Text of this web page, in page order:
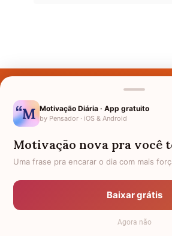
Nomes pelo Mundo
Política de
Anuncie
Termos de Uso
Motivação Diária · App gratuito
by Pensador · iOS & Android
Motivação nova pra você
Uma frase pra encarar o dia com mais
Baixar grátis
Agora não